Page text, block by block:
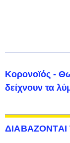
Κορονοϊός -
δείχνουν τα